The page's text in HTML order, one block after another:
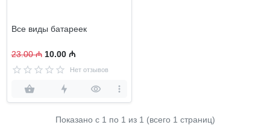
Все виды батареек
23.00 ₼ 10.00 ₼
Нет отзывов
Показано с 1 по 1 из 1 (всего 1 страниц)